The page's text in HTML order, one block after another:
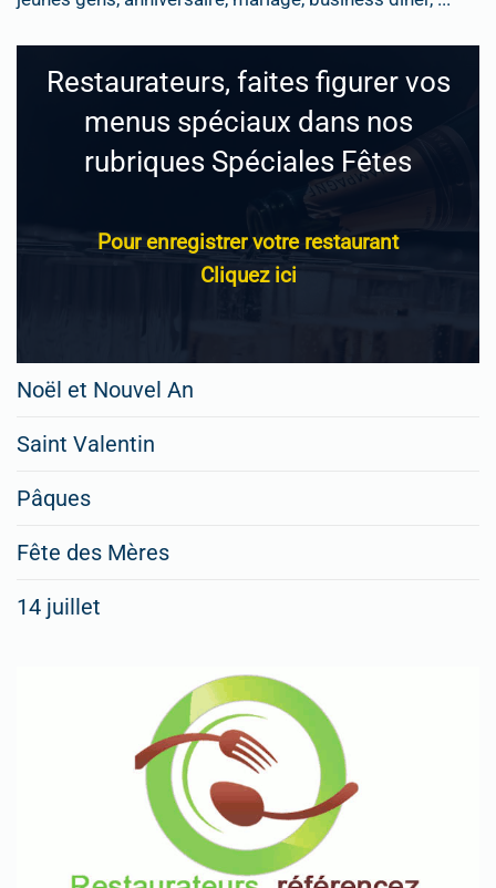
Restaurateurs, faites figurer vos
menus spéciaux dans nos
rubriques Spéciales Fêtes
Pour enregistrer votre restaurant
Cliquez ici
Noël et Nouvel An
Saint Valentin
Pâques
Fête des Mères
14 juillet